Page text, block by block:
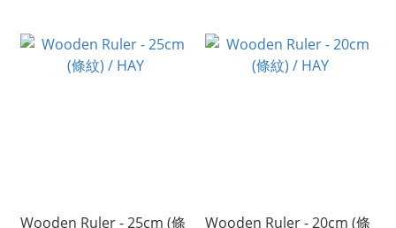
Wooden Ruler - 25cm (條
Wooden Ruler - 20cm (條